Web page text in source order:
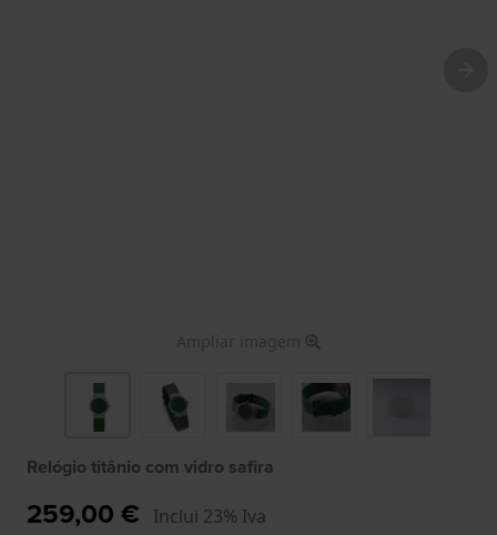
Ampliar imagem
Relógio titânio com vidro safira
259,00 € Inclui 23% Iva